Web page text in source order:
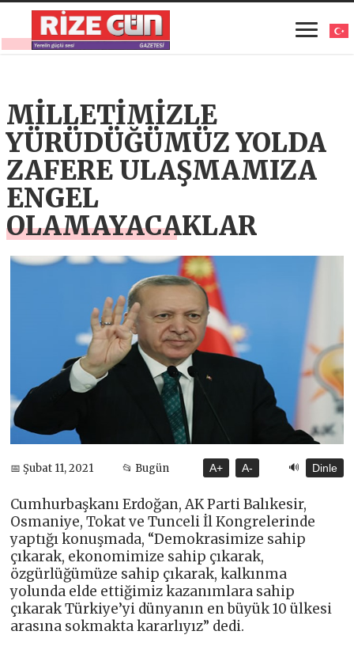
MİLLETİMİZLE
YÜRÜDÜĞÜMÜZ YOLDA
ZAFERE ULAŞMAMIZA
ENGEL
OLAMAYACAKLAR
📅 Şubat 11, 2021 📂 Bugün A+ A- 🔊 Dinle
Cumhurbaşkanı Erdoğan, AK Parti Balıkesir,
Osmaniye, Tokat ve Tunceli İl Kongrelerinde
yaptığı konuşmada, “Demokrasimize sahip
çıkarak, ekonomimize sahip çıkarak,
özgürlüğümüze sahip çıkarak, kalkınma
yolunda elde ettiğimiz kazanımlara sahip
çıkarak Türkiye’yi dünyanın en büyük 10 ülkesi
arasına sokmakta kararlıyız” dedi.